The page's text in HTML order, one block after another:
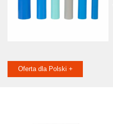
Oferta dla Polski +